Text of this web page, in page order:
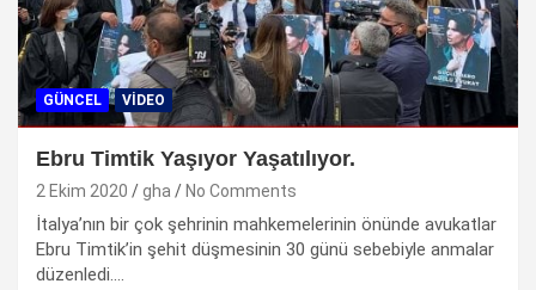
GÜNCEL VIDEO
Ebru Timtik Yaşıyor Yaşatılıyor.
2 Ekim 2020 gha No Comments
İtalya’nın bir çok şehrinin mahkemelerinin önünde avukatlar
Ebru Timtik’in şehit düşmesinin 30 günü sebebiyle anmalar
düzenledi.…